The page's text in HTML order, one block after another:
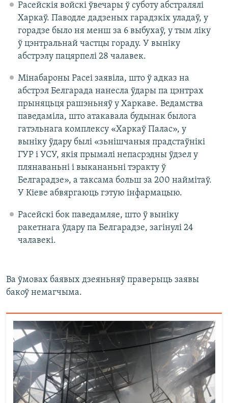
Расейскія войскі ўвечары ў суботу абстралялі
Харкаў. Паводле дадзеных гарадзкіх уладаў, у
горадзе было ня менш за 6 выбухаў, у тым ліку
ў цэнтральнай частцы гораду. У выніку
абстрэлу пацярпелі 28 чалавек.
Мінабароны Расеі заявіла, што ў адказ на
абстрэл Белгарада нанесла ўдары па цэнтрах
прыняцьця рашэньняў у Харкаве. Ведамства
паведаміла, што атакавала будынак былога
гатэльнага комплексу «Харкаў Палас», у
выніку ўдару былі «зьнішчаныя прадстаўнікі
ГУР і УСУ, якія прымалі непасрэдны ўдзел у
плянаваньні і выкананьні тэракту ў
Белгарадзе», а таксама больш за 200 наймітаў.
У Кіеве абвяргаюць гэтую інфармацыю.
Расейскі бок паведамляе, што ў выніку
ракетнага ўдару па Белгарадзе, загінулі 24
чалавекі.
Ва ўмовах баявых дзеяньняў праверыць заявы
бакоў немагчыма.